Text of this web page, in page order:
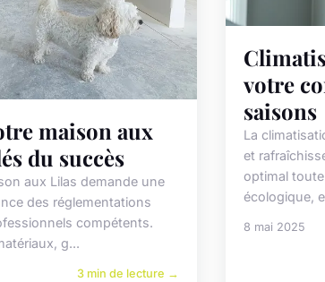
maison aux
du succès
aux Lilas demande une
des réglementations
compétents.
g...
3 min de lecture →
votre
saisons
La
et
optimal
écologique,
8 mai 2025